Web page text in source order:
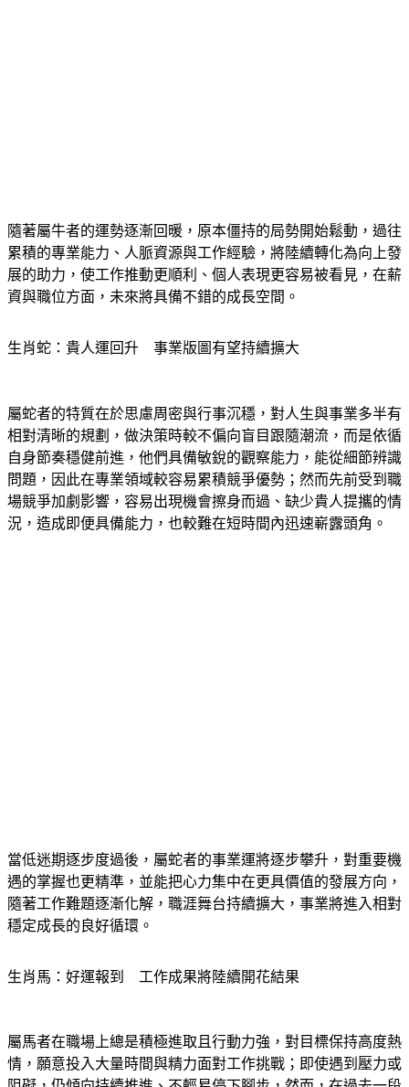
隨著屬牛者的運勢逐漸回暖，原本僵持的局勢開始鬆動，過往
累積的專業能力、人脈資源與工作經驗，將陸續轉化為向上發
展的助力，使工作推動更順利、個人表現更容易被看見，在薪
資與職位方面，未來將具備不錯的成長空間。
生肖蛇：貴人運回升　事業版圖有望持續擴大
屬蛇者的特質在於思慮周密與行事沉穩，對人生與事業多半有
相對清晰的規劃，做決策時較不偏向盲目跟隨潮流，而是依循
自身節奏穩健前進，他們具備敏銳的觀察能力，能從細節辨識
問題，因此在專業領域較容易累積競爭優勢；然而先前受到職
場競爭加劇影響，容易出現機會擦身而過、缺少貴人提攜的情
況，造成即便具備能力，也較難在短時間內迅速嶄露頭角。
當低迷期逐步度過後，屬蛇者的事業運將逐步攀升，對重要機
遇的掌握也更精準，並能把心力集中在更具價值的發展方向，
隨著工作難題逐漸化解，職涯舞台持續擴大，事業將進入相對
穩定成長的良好循環。
生肖馬：好運報到　工作成果將陸續開花結果
屬馬者在職場上總是積極進取且行動力強，對目標保持高度熱
情，願意投入大量時間與精力面對工作挑戰；即使遇到壓力或